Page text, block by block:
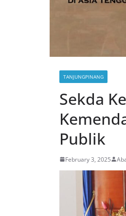
TANJUNGPINANG
Sekda
Publik
February 3, 2025